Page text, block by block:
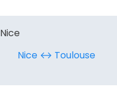
Nice
Nice ↔︎ Toulouse